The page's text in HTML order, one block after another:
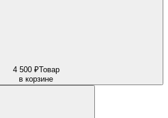
4 500 ₽Товар
в корзине